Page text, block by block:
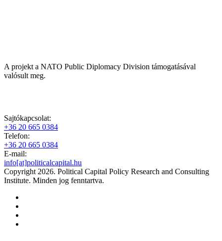
A projekt a NATO Public Diplomacy Division támogatásával
valósult meg.
Sajtókapcsolat:
+36 20 665 0384
Telefon:
+36 20 665 0384
E-mail:
info[at]politicalcapital.hu
Copyright 2026. Political Capital Policy Research and Consulting
Institute. Minden jog fenntartva.